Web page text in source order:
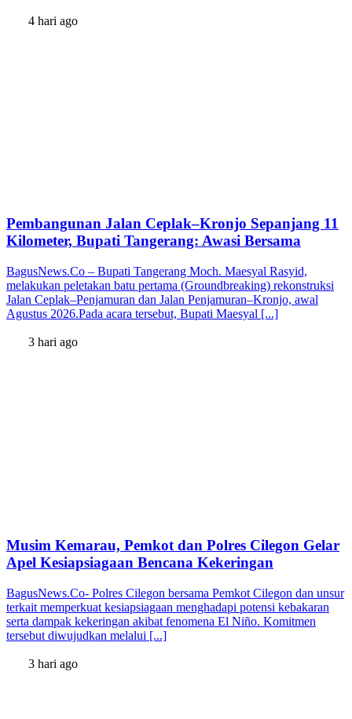
4 hari ago
Pembangunan Jalan Ceplak–Kronjo Sepanjang 11
Kilometer, Bupati Tangerang: Awasi Bersama
BagusNews.Co – Bupati Tangerang Moch. Maesyal Rasyid,
melakukan peletakan batu pertama (Groundbreaking) rekonstruksi
Jalan Ceplak–Penjamuran dan Jalan Penjamuran–Kronjo, awal
Agustus 2026.Pada acara tersebut, Bupati Maesyal [...]
3 hari ago
Musim Kemarau, Pemkot dan Polres Cilegon Gelar
Apel Kesiapsiagaan Bencana Kekeringan
BagusNews.Co- Polres Cilegon bersama Pemkot Cilegon dan unsur
terkait memperkuat kesiapsiagaan menghadapi potensi kebakaran
serta dampak kekeringan akibat fenomena El Niño. Komitmen
tersebut diwujudkan melalui [...]
3 hari ago